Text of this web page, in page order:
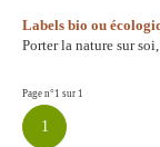
Labels bio ou
Porter la nature sur
Page n°1 sur 1
1